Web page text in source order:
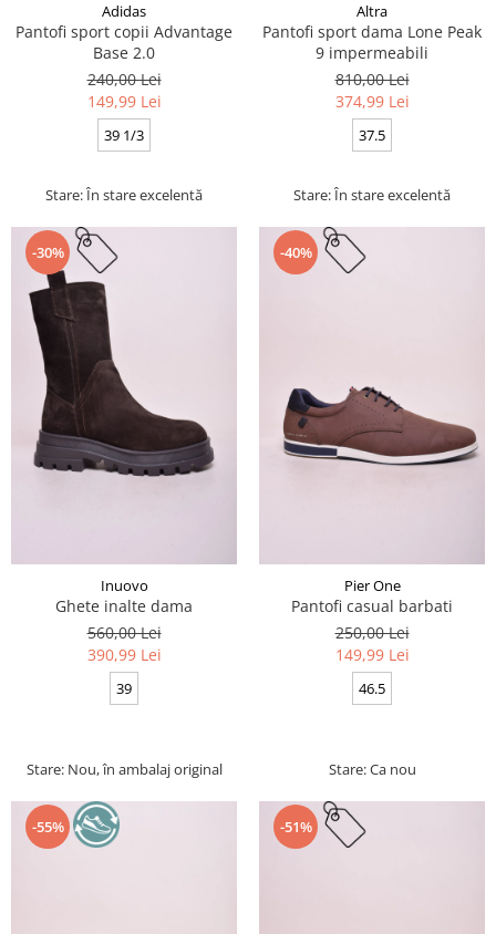
Adidas
Pantofi sport copii Advantage
Base 2.0
240,00 Lei
149,99 Lei
39 1/3
Stare: În stare excelentă
Altra
Pantofi sport dama Lone Peak
9 impermeabili
810,00 Lei
374,99 Lei
37.5
Stare: În stare excelentă
-30%
Inuovo
Ghete inalte dama
560,00 Lei
390,99 Lei
39
Stare: Nou, în ambalaj original
-40%
Pier One
Pantofi casual barbati
250,00 Lei
149,99 Lei
46.5
Stare: Ca nou
-55% -51%